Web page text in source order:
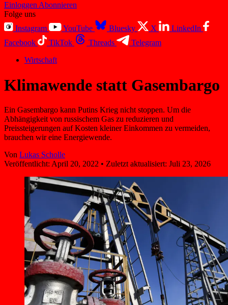
Einloggen Abonnieren
Folge uns
Instagram
YouTube Bluesky X
LinkedIn
Facebook
TikTok Threads
Telegram
Wirtschaft
Klimawende statt Gasembargo
Ein Gasembargo kann Putins Krieg nicht stoppen. Um die
Abhängigkeit von russischem Gas zu reduzieren und
Preissteigerungen auf Kosten kleiner Einkommen zu vermeiden,
brauchen wir eine Energiewende.
Von Lukas Scholle
Veröffentlicht: April 20, 2022 • Zuletzt aktualisiert: Juli 23, 2026